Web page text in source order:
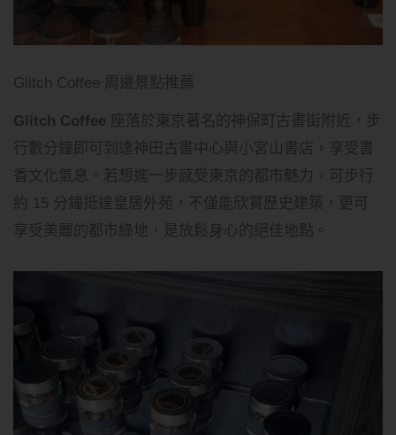
Glitch Coffee 周邊景點推薦
Glitch Coffee 座落於東京著名的神保町古書街附近，步
行數分鐘即可到達神田古書中心與小宮山書店，享受書
香文化氣息。若想進一步感受東京的都市魅力，可步行
約 15 分鐘抵達皇居外苑，不僅能欣賞歷史建築，更可
享受美麗的都市綠地，是放鬆身心的絕佳地點。